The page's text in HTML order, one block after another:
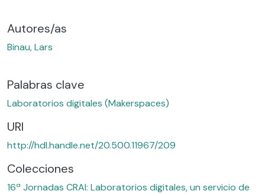
Autores/as
Binau, Lars
Palabras clave
Laboratorios digitales (Makerspaces)
URI
http://hdl.handle.net/20.500.11967/209
Colecciones
16ª Jornadas CRAI: Laboratorios digitales, un servicio de